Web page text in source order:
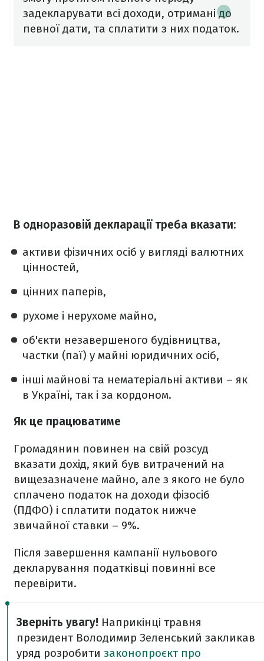
задекларувати всі доходи, отримані до
певної дати, та сплатити з них податок.
В одноразовій декларації треба вказати:
активи фізичних осіб у вигляді валютних
цінностей,
цінних паперів,
рухоме і нерухоме майно,
об'єкти незавершеного будівництва,
частки (паї) у майні юридичних осіб,
інші майнові та нематеріальні активи – як
в Україні, так і за кордоном.
Як це працюватиме
Громадянин повинен на свій розсуд
вказати дохід, який був витрачений на
вищезазначене майно, але з якого не було
сплачено податок на доходи фізосіб
(ПДФО) і сплатити податок нижче
звичайної ставки – 9%.
Після завершення кампанії нульового
декларування податківці повинні все
перевірити.
Зверніть увагу! Наприкінці травня
президент Володимир Зеленський закликав
уряд розробити законопроєкт про